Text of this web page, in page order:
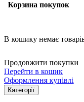
Корзина покупок
В кошику немає
Продовжити покупки
Перейти в кошик
Оформлення купівлі
Категорії